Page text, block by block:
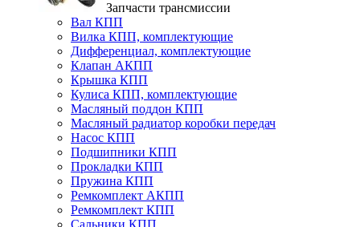
Запчасти трансмиссии
Вал КПП
Вилка КПП, комплектующие
Дифференциал, комплектующие
Клапан АКПП
Крышка КПП
Кулиса КПП, комплектующие
Масляный поддон КПП
Масляный радиатор коробки передач
Насос КПП
Подшипники КПП
Прокладки КПП
Пружина КПП
Ремкомплект АКПП
Ремкомплект КПП
Сальники КПП